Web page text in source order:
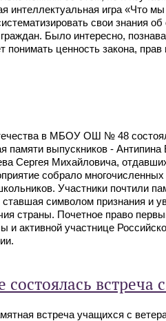
интеллектуальная игра «Что
свои знания об
Было интересно,
ценность закона,
в МБОУ ОШ № 48
памяти выпускников - Антипина
Сергея Михайловича,
собрало многочисленных
Участники почтили
символом признания и
страны. Почетное право
и активной участнице
встреча
встреча учащихся с